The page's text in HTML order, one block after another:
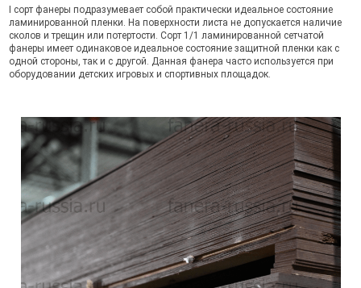
I сорт фанеры подразумевает собой практически идеальное состояние
ламинированной пленки. На поверхности листа не допускается наличие
сколов и трещин или потертости. Сорт 1/1 ламинированной сетчатой
фанеры имеет одинаковое идеальное состояние защитной пленки как с
одной стороны, так и с другой. Данная фанера часто используется при
оборудовании детских игровых и спортивных площадок.